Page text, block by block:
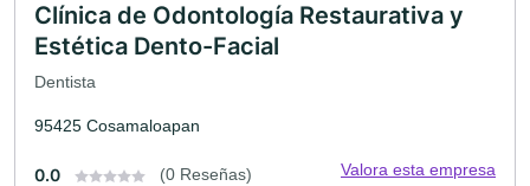
Clínica de Odontología Restaurativa y
Estética Dento-Facial
Dentista
95425 Cosamaloapan
0.0 (0 Reseñas) Valora esta empresa